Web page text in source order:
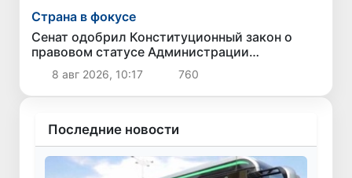
Страна в фокусе
Сенат одобрил Конституционный закон о
правовом статусе Администрации
Президента Республики Узбекистан
8 авг 2026, 10:17 760
Последние новости